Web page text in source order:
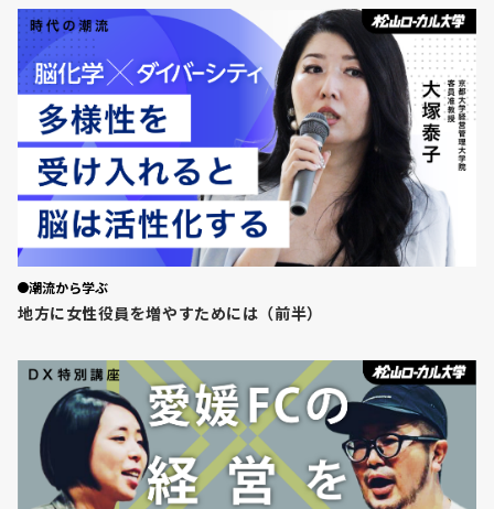
潮流から学ぶ
地方に女性役員を増やすためには（前半）